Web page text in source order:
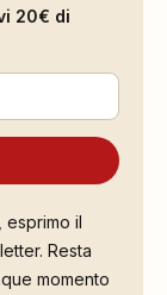
20€ di
, esprimo il
Resta
momento